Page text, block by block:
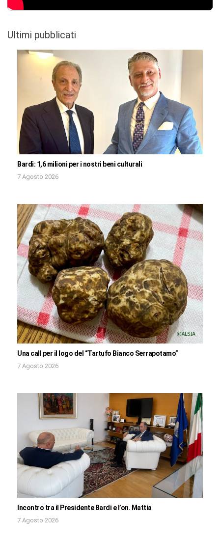
Ultimi pubblicati
Bardi: 1,6 milioni per i nostri beni culturali
7 Agosto 2026
Una call per il logo del “Tartufo Bianco Serrapotamo”
7 Agosto 2026
Incontro tra il Presidente Bardi e l’on. Mattia
7 Agosto 2026